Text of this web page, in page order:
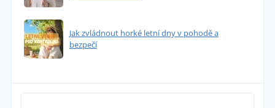
Jak zvládnout horké letní dny v pohodě a
bezpečí